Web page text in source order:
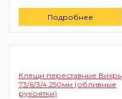
Подробнее
Клещи переставные Вихрь
73/6/3/4 250мм (обливные
рукоятки)